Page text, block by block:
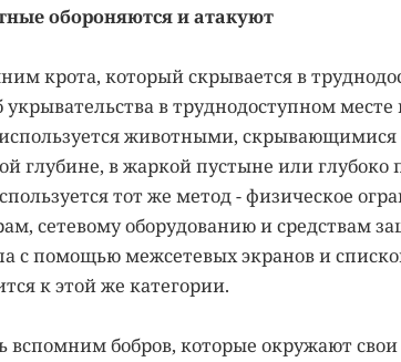
обороняются и атакуют
крота, который скрывается в
укрывательства в труднодоступном
животными,
глубине, в жаркой пустыне или
тот же метод - физическое
сетевому оборудованию и средствам
с помощью межсетевых экранов и
к этой же категории.
вспомним бобров, которые окружают